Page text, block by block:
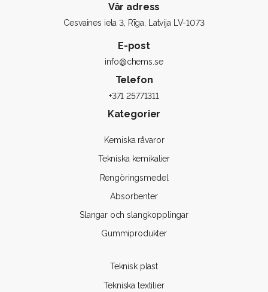
Vår adress
Cesvaines iela 3, Rīga, Latvija LV-1073
E-post
info@chems.se
Telefon
+371 25771311
Kategorier
Kemiska råvaror
Tekniska kemikalier
Rengöringsmedel
Absorbenter
Slangar och slangkopplingar
Gummiprodukter
Teknisk plast
Tekniska textilier